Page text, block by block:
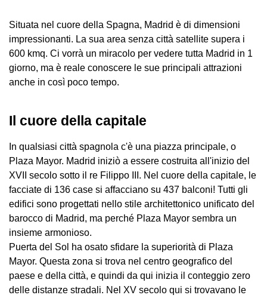
Situata nel cuore della Spagna, Madrid è di dimensioni
impressionanti. La sua area senza città satellite supera i
600 kmq. Ci vorrà un miracolo per vedere tutta Madrid in 1
giorno, ma è reale conoscere le sue principali attrazioni
anche in così poco tempo.
Il cuore della capitale
In qualsiasi città spagnola c'è una piazza principale, o
Plaza Mayor. Madrid iniziò a essere costruita all'inizio del
XVII secolo sotto il re Filippo III. Nel cuore della capitale, le
facciate di 136 case si affacciano su 437 balconi! Tutti gli
edifici sono progettati nello stile architettonico unificato del
barocco di Madrid, ma perché Plaza Mayor sembra un
insieme armonioso.
Puerta del Sol ha osato sfidare la superiorità di Plaza
Mayor. Questa zona si trova nel centro geografico del
paese e della città, e quindi da qui inizia il conteggio zero
delle distanze stradali. Nel XV secolo qui si trovavano le